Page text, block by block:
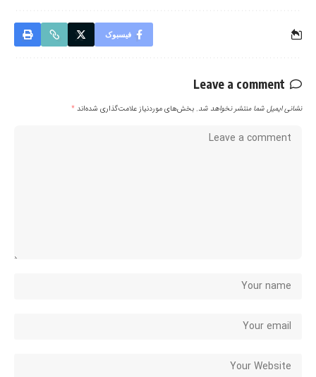
فیسبوک
Leave a comment
نشانی ایمیل شما منتشر نخواهد شد. بخش‌های موردنیاز علامت‌گذاری شده‌اند*